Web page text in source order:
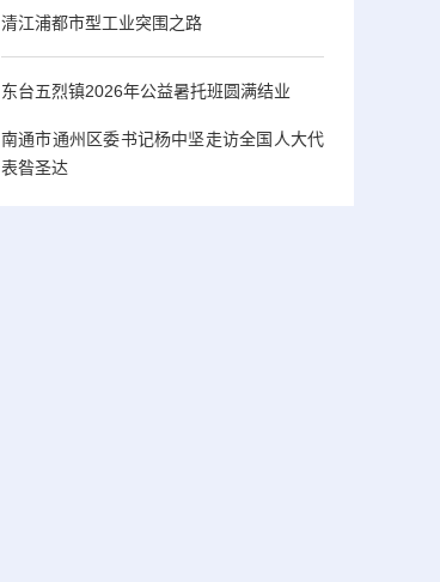
清江浦都市型工业突围之路
东台五烈镇2026年公益暑托班圆满结业
南通市通州区委书记杨中坚走访全国人大代
表昝圣达